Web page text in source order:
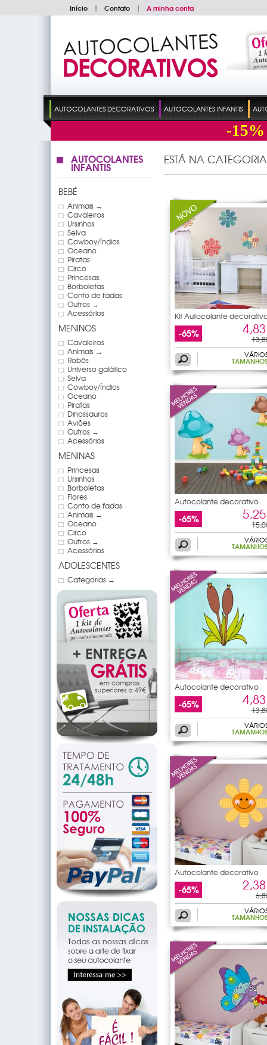
Início | Contato | A minha conta
AUTOCOLANTES DECORATIVOS AUTOCOLANTES INFANTIS
-15%
AUTOCOLANTES
INFANTIS
BEBÉ
Animais →
Cavaleiros
Ursinhos
Selva
Cowboy/Índios
Oceano
Piratas
Circo
Princesas
Borboletas
Conto de fadas
Outros →
Acessórios
MENINOS
Cavaleiros
Animais →
Robôs
Universo galático
Selva
Cowboy/Índios
Oceano
Piratas
Dinossauros
Aviões
Outros →
Acessórios
MENINAS
Princesas
Ursinhos
Borboletas
Flores
Conto de fadas
Animais →
Oceano
Circo
Outros →
Acessórios
ADOLESCENTES
Categorias →
ESTÁ NA
Kit Autocolante
-65%
Autocolante decorativo
-65%
Autocolante decorativo
-65%
Autocolante decorativo
-65%